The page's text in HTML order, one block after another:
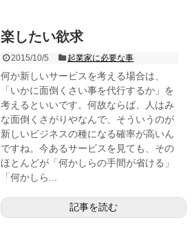
楽したい欲求
2015/10/5 起業家に必要な事
何か新しいサービスを考える場合は、
「いかに面倒くさい事を代行するか」を
考えるといいです。何故ならば、人はみ
な面倒くさがりやなんで、そういうのが
新しいビジネスの種になる確率が高いん
ですね。今あるサービスを見ても、その
ほとんどが「何かしらの手間が省ける」
「何かしら...
記事を読む